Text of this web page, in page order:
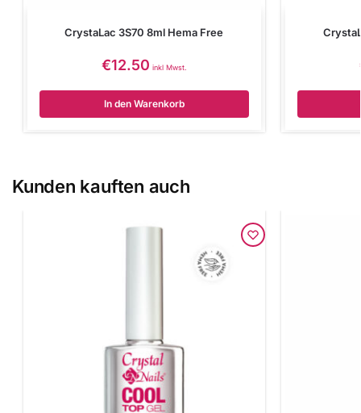
CrystaLac 3S70 8ml Hema Free
€12.50 inkl Mwst.
In den Warenkorb
Kunden kauften auch